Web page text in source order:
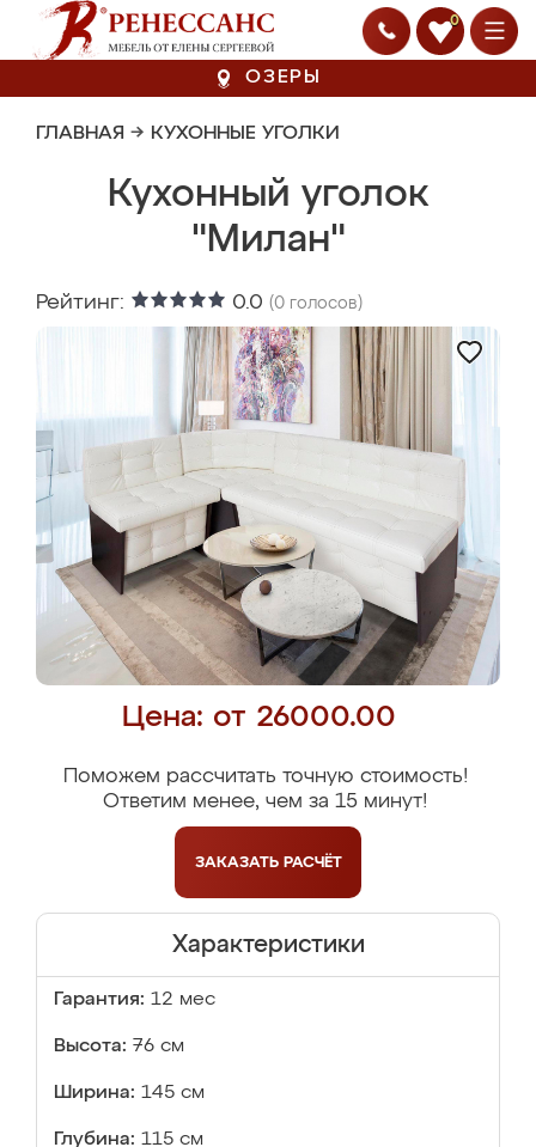
0
ОЗЕРЫ
ГЛАВНАЯ → КУХОННЫЕ УГОЛКИ
Кухонный уголок
"Милан"
Рейтинг: 0.0 (0 голосов)
Цена: от 26000.00
Поможем рассчитать точную стоимость!
Ответим менее, чем за 15 минут!
ЗАКАЗАТЬ РАСЧЁТ
Характеристики
Гарантия: 12 мес
Высота: 76 см
Ширина: 145 см
Глубина: 115 см